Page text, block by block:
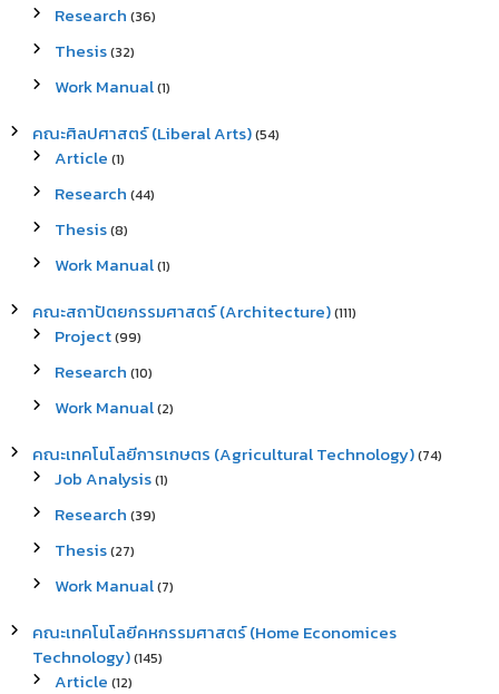
Research (36)
Thesis(32)
Work Manual(1)
คณะศิลปศาสตร์ (Liberal Arts)(54)
Article (1)
Research (44)
Thesis(8)
Work Manual(1)
คณะสถาปัตยกรรมศาสตร์ (Architecture)(111)
Project(99)
Research (10)
Work Manual(2)
คณะเทคโนโลยีการเกษตร (Agricultural Technology)(74)
Job Analysis(1)
Research (39)
Thesis(27)
Work Manual(7)
คณะเทคโนโลยีคหกรรมศาสตร์ (Home Economices
Technology)(145)
Article (12)